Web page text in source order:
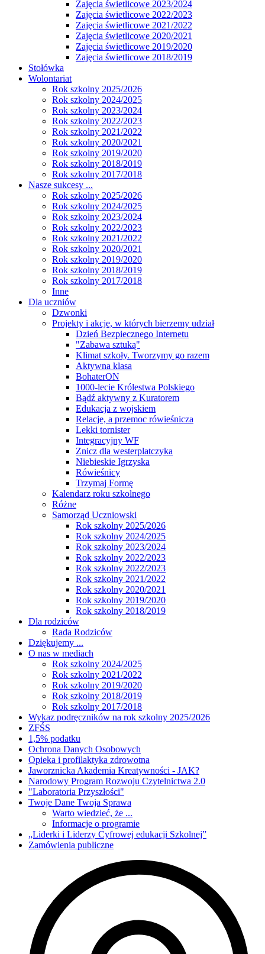
Zajęcia świetlicowe 2023/2024
Zajęcia świetlicowe 2022/2023
Zajęcia świetlicowe 2021/2022
Zajęcia świetlicowe 2020/2021
Zajęcia świetlicowe 2019/2020
Zajęcia świetlicowe 2018/2019
Stołówka
Wolontariat
Rok szkolny 2025/2026
Rok szkolny 2024/2025
Rok szkolny 2023/2024
Rok szkolny 2022/2023
Rok szkolny 2021/2022
Rok szkolny 2020/2021
Rok szkolny 2019/2020
Rok szkolny 2018/2019
Rok szkolny 2017/2018
Nasze sukcesy ...
Rok szkolny 2025/2026
Rok szkolny 2024/2025
Rok szkolny 2023/2024
Rok szkolny 2022/2023
Rok szkolny 2021/2022
Rok szkolny 2020/2021
Rok szkolny 2019/2020
Rok szkolny 2018/2019
Rok szkolny 2017/2018
Inne
Dla uczniów
Dzwonki
Projekty i akcje, w których bierzemy udział
Dzień Bezpiecznego Internetu
"Zabawa sztuką"
Klimat szkoły. Tworzymy go razem
Aktywna klasa
BohaterON
1000-lecie Królestwa Polskiego
Bądź aktywny z Kuratorem
Edukacja z wojskiem
Relacje, a przemoc rówieśnicza
Lekki tornister
Integracyjny WF
Znicz dla westerplatczyka
Niebieskie Igrzyska
Rówieśnicy
Trzymaj Formę
Kalendarz roku szkolnego
Różne
Samorząd Uczniowski
Rok szkolny 2025/2026
Rok szkolny 2024/2025
Rok szkolny 2023/2024
Rok szkolny 2022/2023
Rok szkolny 2022/2023
Rok szkolny 2021/2022
Rok szkolny 2020/2021
Rok szkolny 2019/2020
Rok szkolny 2018/2019
Dla rodziców
Rada Rodziców
Dziękujemy ...
O nas w mediach
Rok szkolny 2024/2025
Rok szkolny 2021/2022
Rok szkolny 2019/2020
Rok szkolny 2018/2019
Rok szkolny 2017/2018
Wykaz podręczników na rok szkolny 2025/2026
ZFŚS
1,5% podatku
Ochrona Danych Osobowych
Opieka i profilaktyka zdrowotna
Jaworznicka Akademia Kreatywności - JAK?
Narodowy Program Rozwoju Czytelnictwa 2.0
"Laboratoria Przyszłości"
Twoje Dane Twoja Sprawa
Warto wiedzieć, że ...
Informacje o programie
„Liderki i Liderzy Cyfrowej edukacji Szkolnej”
Zamówienia publiczne